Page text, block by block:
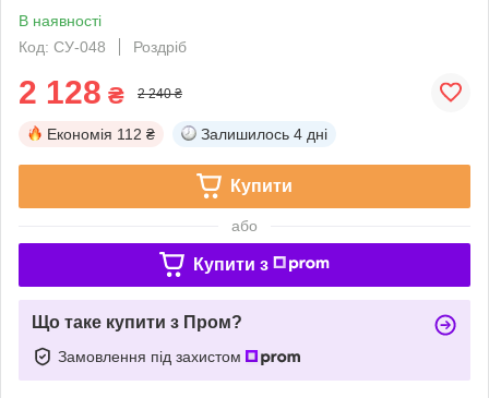
В наявності
Код: СУ-048
Роздріб
2 128 ₴ 2 240 ₴
Економія 112 ₴ Залишилось 4 дні
Купити
або
Купити з
Що таке купити з Пром?
Замовлення під захистом